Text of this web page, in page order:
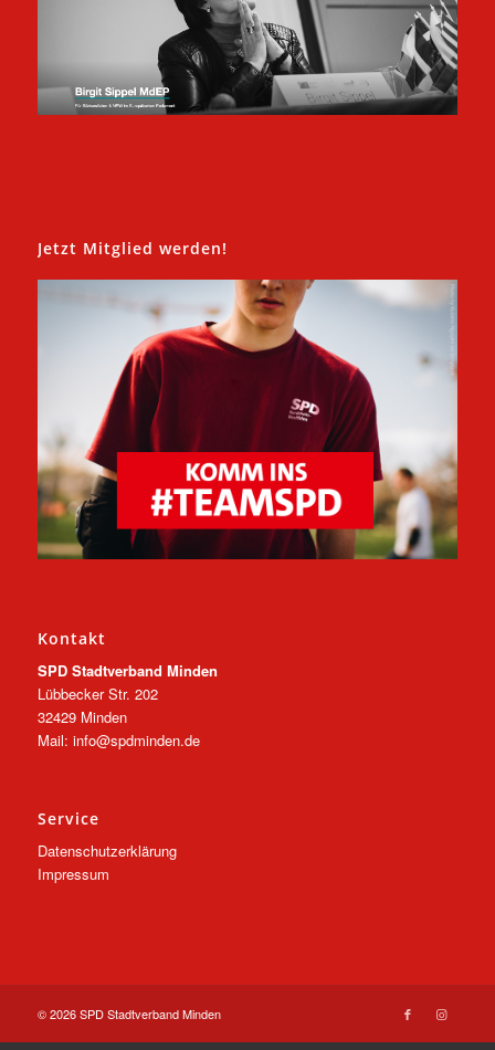
Jetzt Mitglied werden!
Kontakt
SPD Stadtverband Minden
Lübbecker Str. 202
32429 Minden
Mail: info@spdminden.de
Service
Datenschutzerklärung
Impressum
© 2026 SPD Stadtverband Minden